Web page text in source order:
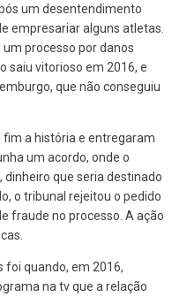
um desentendimento
empresariar alguns atletas.
processo por danos
saiu vitorioso em 2016, e
que não conseguiu
fim a história e entregaram
um acordo, onde o
dinheiro que seria destinado
o tribunal rejeitou o pedido
fraude no processo. A ação
foi quando, em 2016,
na tv que a relação